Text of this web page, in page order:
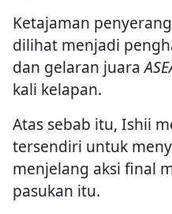
Ketajaman
dilihat menjadi
dan gelaran juara
kali kelapan.
Atas sebab itu, Ishii
tersendiri untuk
menjelang aksi final
pasukan itu.